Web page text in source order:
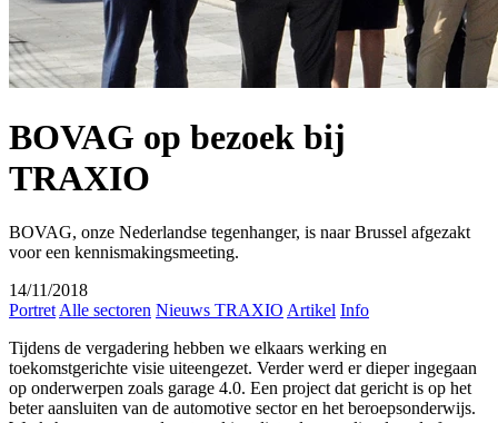
BOVAG op bezoek bij
TRAXIO
BOVAG, onze Nederlandse tegenhanger, is naar Brussel afgezakt
voor een kennismakingsmeeting.
14/11/2018
Portret Alle sectoren Nieuws TRAXIO Artikel Info
Tijdens de vergadering hebben we elkaars werking en
toekomstgerichte visie uiteengezet. Verder werd er dieper ingegaan
op onderwerpen zoals garage 4.0. Een project dat gericht is op het
beter aansluiten van de automotive sector en het beroepsonderwijs.